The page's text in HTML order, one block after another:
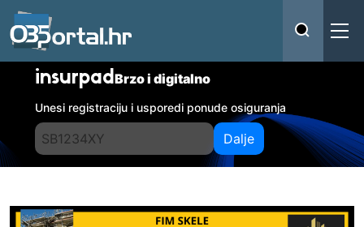
insurpadBrzo i digitalno
Unesi registraciju i usporedi ponude osiguranja
Dalje